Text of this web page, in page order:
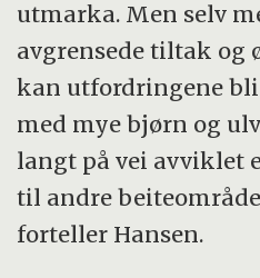
utmarka. Men selv
avgrensede tiltak og
kan utfordringene
med mye bjørn og
langt på vei avviklet
til andre
forteller Hansen.